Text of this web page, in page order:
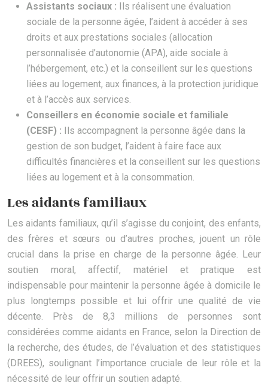
Assistants sociaux :
Ils réalisent une évaluation
sociale de la personne âgée, l’aident à accéder à ses
droits et aux prestations sociales (allocation
personnalisée d’autonomie (APA), aide sociale à
l’hébergement, etc.) et la conseillent sur les questions
liées au logement, aux finances, à la protection juridique
et à l’accès aux services.
Conseillers en économie sociale et familiale
(CESF) :
Ils accompagnent la personne âgée dans la
gestion de son budget, l’aident à faire face aux
difficultés financières et la conseillent sur les questions
liées au logement et à la consommation.
Les aidants familiaux
Les aidants familiaux, qu’il s’agisse du conjoint, des enfants,
des frères et sœurs ou d’autres proches, jouent un rôle
crucial dans la prise en charge de la personne âgée. Leur
soutien moral, affectif, matériel et pratique est
indispensable pour maintenir la personne âgée à domicile le
plus longtemps possible et lui offrir une qualité de vie
décente. Près de 8,3 millions de personnes sont
considérées comme aidants en France, selon la Direction de
la recherche, des études, de l’évaluation et des statistiques
(DREES), soulignant l’importance cruciale de leur rôle et la
nécessité de leur offrir un soutien adapté.